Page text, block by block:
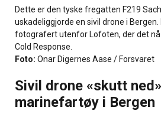
Dette er den tyske fregatten F219
uskadeliggjorde en sivil drone i
fotografert utenfor Lofoten, der det nå
Cold Response.
Foto: Onar Digernes Aase / Forsvaret
Sivil drone «skutt
marinefartøy i Bergen